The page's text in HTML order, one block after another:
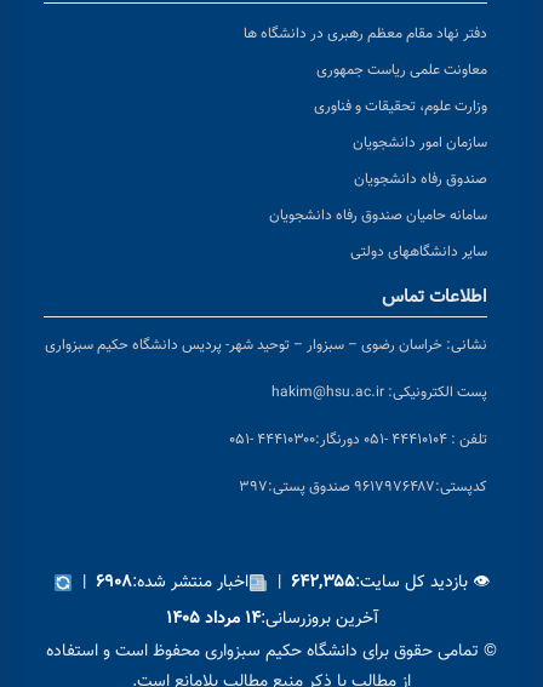
دفتر نهاد مقام معظم رهبری در دانشگاه ها
معاونت علمی ریاست جمهوری
وزارت علوم، تحقیقات و فناوری
سازمان امور دانشجویان
صندوق رفاه دانشجویان
سامانه حامیان صندوق رفاه دانشجویان
سایر دانشگاههای دولتی
اطلاعات تماس
نشانی: خراسان رضوی – سبزوار – توحید شهر- پردیس دانشگاه حکیم سبزواری
پست الکترونیکی: hakim@hsu.ac.ir
تلفن : ۴۴۴۱۰۱۰۴ -۰۵۱ دورنگار:۴۴۴۱۰۳۰۰ -۰۵۱
کدپستی:۹۶۱۷۹۷۶۴۸۷ صندوق پستی:۳۹۷
👁 بازدید کل سایت:۶۴۲,۳۵۵ | اخبار منتشر شده:۶۹۰۸ |
آخرین بروزرسانی:۱۴ مرداد ۱۴۰۵
© تمامی حقوق برای دانشگاه حکیم سبزواری محفوظ است و استفاده